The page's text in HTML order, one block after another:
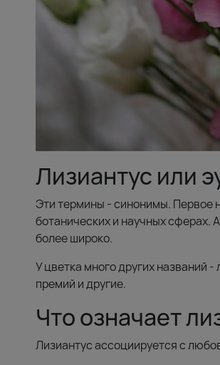
Лизиантус или
Эти термины - синонимы. Первое
ботанических и научных сферах.
более широко.
У цветка много других названий
премий и другие.
Что означает
Лизиантус ассоциируется с